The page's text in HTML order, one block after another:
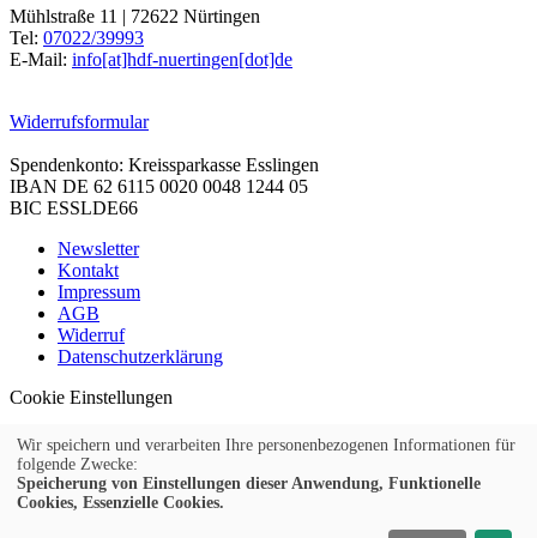
Mühlstraße 11 | 72622 Nürtingen
Tel: 07022/39993
E-Mail: info[at]hdf-nuertingen[dot]de
Widerrufsformular
Spendenkonto: Kreissparkasse Esslingen
IBAN DE 62 6115 0020 0048 1244 05
BIC ESSLDE66
Newsletter
Kontakt
Impressum
AGB
Widerruf
Datenschutzerklärung
Cookie Einstellungen
© 2026 Kubus Software GmbH
Wir speichern und verarbeiten Ihre personenbezogenen Informationen für
folgende Zwecke:
Speicherung von Einstellungen dieser Anwendung, Funktionelle
Cookies, Essenzielle Cookies.